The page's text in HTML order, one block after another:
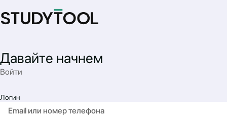
Давайте начнем
Войти
Логин